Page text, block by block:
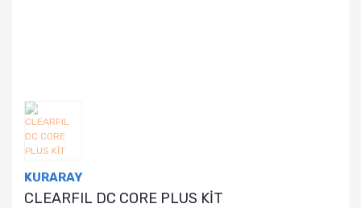
KURARAY
CLEARFIL DC CORE PLUS KİT